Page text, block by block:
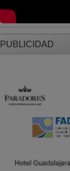
PUBLICIDAD